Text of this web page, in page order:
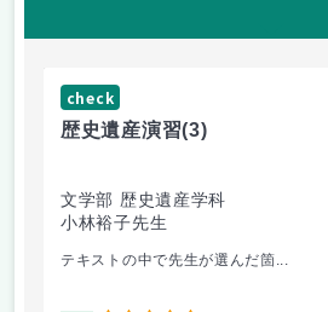
check
歴史遺産演習(3)
文学部 歴史遺産学科
小林裕子先生
テキストの中で先生が選んだ箇...